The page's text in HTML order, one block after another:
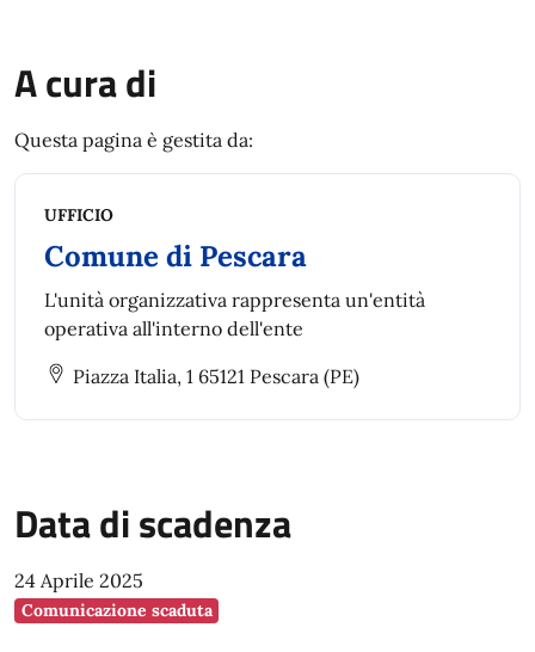
A cura di
Questa pagina è gestita da:
UFFICIO
Comune di Pescara
L'unità organizzativa rappresenta un'entità
operativa all'interno dell'ente
Piazza Italia, 1 65121 Pescara (PE)
Data di scadenza
24 Aprile 2025
Comunicazione scaduta